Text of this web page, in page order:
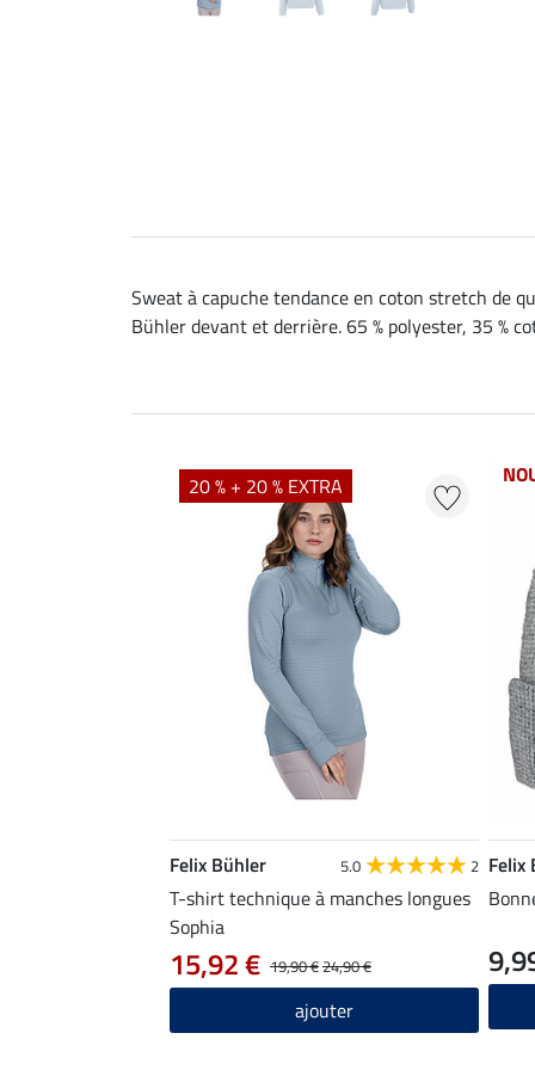
Sweat à capuche tendance en coton stretch de
Bühler devant et derrière. 65 % polyester, 35 %
20 % + 20 % EXTRA
Felix Bühler 5.0 2
T-shirt technique à manches longues
Sophia
19,90 €24,90 €
15,92 €
ajouter
Felix